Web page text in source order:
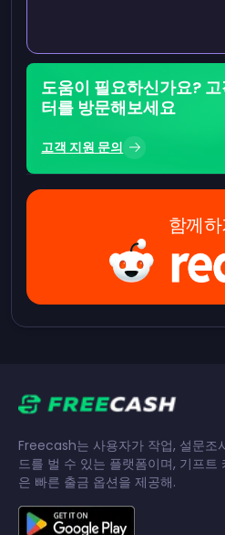
도움이 필요하신가요?
터를 방문해보세요
고객 지원 문의
함께하
Freecash는 사용자가 작업, 설문조
드를 벌 수 있는 플랫폼이며, 기프트
은 빠른 출금 옵션을 제공해.